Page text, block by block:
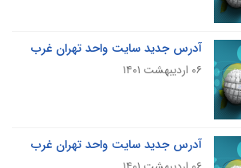
آدرس جدید سایت واحد تهران غرب
۰۶ اردیبهشت ۱۴۰۱
آدرس جدید سایت واحد تهران غرب